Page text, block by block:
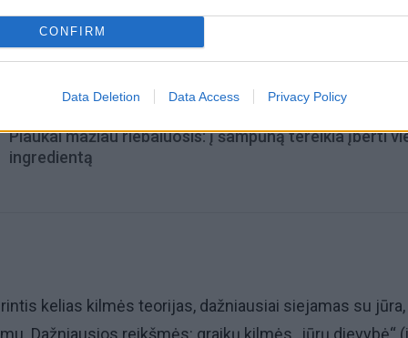
CONFIRM
Data Deletion Data Access Privacy Policy
Aiškiaregės pranašystė: numatė katastrofišką karo
Plaukai mažiau riebaluosis: į šampūną tereikia įberti
ingredientą
kelias kilmės teorijas, dažniausiai siejamas su jūra,
Dažniausios reikšmės: graikų kilmės „jūrų dievybė“